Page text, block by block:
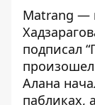
Matrang —
подписал
произошел
Алана
пабликах,